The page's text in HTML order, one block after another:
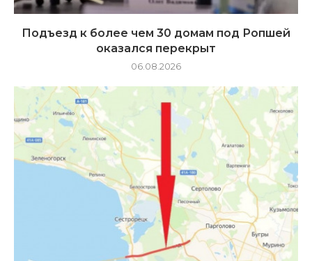
Подъезд к более чем 30 домам под Ропшей
оказался перекрыт
06.08.2026